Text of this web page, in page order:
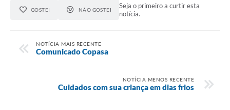
GOSTEI NÃO GOSTEI
Seja o primeiro a curtir esta
notícia.
NOTÍCIA MAIS RECENTE
Comunicado Copasa
NOTÍCIA MENOS RECENTE
Cuidados com sua criança em dias frios